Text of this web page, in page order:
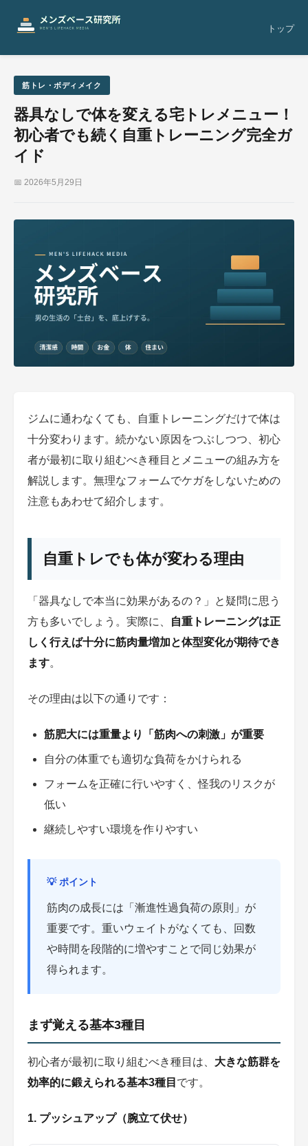
トップ
筋トレ・ボディメイク
器具なしで体を変える宅トレメニュー！
初心者でも続く自重トレーニング完全ガ
イド
📅 2026年5月29日
ジムに通わなくても、自重トレーニングだけで体は
十分変わります。続かない原因をつぶしつつ、初心
者が最初に取り組むべき種目とメニューの組み方を
解説します。無理なフォームでケガをしないための
注意もあわせて紹介します。
自重トレでも体が変わる理由
「器具なしで本当に効果があるの？」と疑問に思う
方も多いでしょう。実際に、
自重トレーニングは正
しく行えば十分に筋肉量増加と体型変化が期待でき
ます。
その理由は以下の通りです：
筋肥大には重量より「筋肉への刺激」が重要
自分の体重でも適切な負荷をかけられる
フォームを正確に行いやすく、怪我のリスクが
低い
継続しやすい環境を作りやすい
💡 ポイント
筋肉の成長には「漸進性過負荷の原則」が
重要です。重いウェイトがなくても、回数
や時間を段階的に増やすことで同じ効果が
得られます。
まず覚える基本3種目
初心者が最初に取り組むべき種目は、 大きな筋群を
効率的に鍛えられる基本3種目 です。
1. プッシュアップ（腕立て伏せ）